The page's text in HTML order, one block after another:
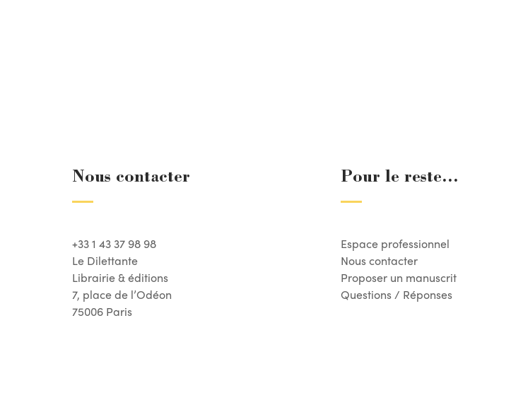
Nous contacter
+33 1 43 37 98 98
Le Dilettante
Librairie & éditions
7, place de l’Odéon
75006 Paris
Pour le reste...
Espace professionnel
Nous contacter
Proposer un manuscrit
Questions / Réponses